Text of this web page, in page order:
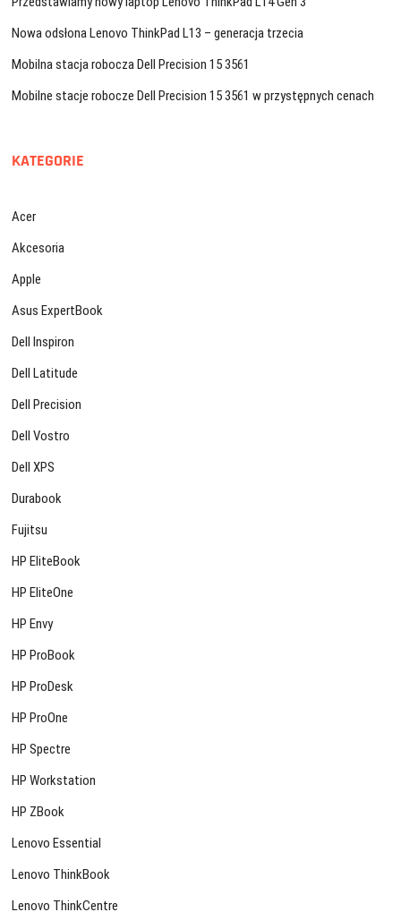
Nowa odsłona Lenovo ThinkPad L13 – generacja trzecia
Mobilna stacja robocza Dell Precision 15 3561
Mobilne stacje robocze Dell Precision 15 3561 w przystępnych cenach
KATEGORIE
Acer
Akcesoria
Apple
Asus ExpertBook
Dell Inspiron
Dell Latitude
Dell Precision
Dell Vostro
Dell XPS
Durabook
Fujitsu
HP EliteBook
HP EliteOne
HP Envy
HP ProBook
HP ProDesk
HP ProOne
HP Spectre
HP Workstation
HP ZBook
Lenovo Essential
Lenovo ThinkBook
Lenovo ThinkCentre